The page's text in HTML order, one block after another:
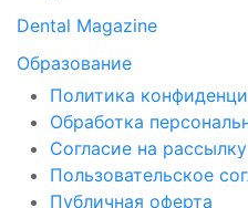
Dental Magazine
Образование
Политика
Обработка
Согласие на рассылку
Пользовательское
Публичная оферта